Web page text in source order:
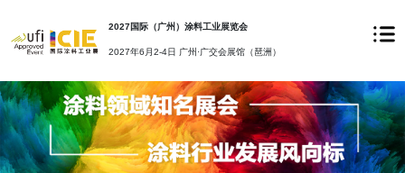
2027国际（广州）涂料工业展览会
2027年6月2-4日 广州·广交会展馆（琶洲）